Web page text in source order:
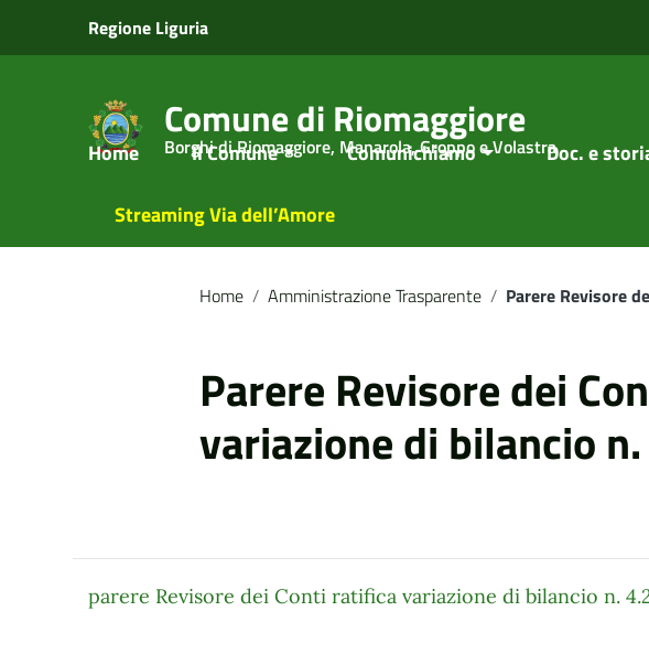
Vai ai contenuti
Vai al menu di navigazione
Regione Liguria
Comune di Riomaggiore
Borghi di Riomaggiore, Manarola, Groppo e Volastra
Home Il Comune Comunichiamo Doc. e
Streaming Via dell’Amore
Home / Amministrazione Trasparente / Parere Revisore
Parere Revisore dei
variazione di bilancio
parere Revisore dei Conti ratifica variazione di bilancio n.